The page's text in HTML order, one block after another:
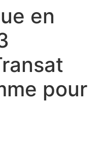
en
pour